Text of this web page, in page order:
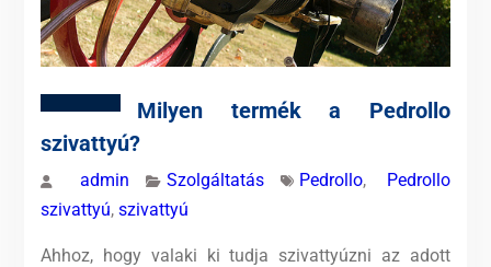
Milyen termék a Pedrollo
szivattyú?
admin Szolgáltatás Pedrollo, Pedrollo
szivattyú, szivattyú
Ahhoz, hogy valaki ki tudja szivattyúzni az adott